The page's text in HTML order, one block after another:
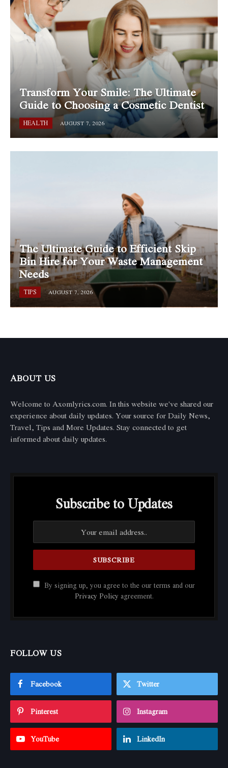
Transform Your Smile: The Ultimate
Guide to Choosing a Cosmetic Dentist
HEALTH AUGUST 7, 2026
The Ultimate Guide to Efficient Skip
Bin Hire for Your Waste Management
Needs
TIPS AUGUST 7, 2026
ABOUT US
Welcome to Axomlyrics.com. In this website we've shared our
experience about daily updates. Your source for Daily News,
Travel, Tips and More Updates. Stay connected to get
informed about daily updates.
Subscribe to Updates
By signing up, you agree to the our terms and our
Privacy Policy agreement.
FOLLOW US
Facebook Twitter
Pinterest Instagram
YouTube LinkedIn